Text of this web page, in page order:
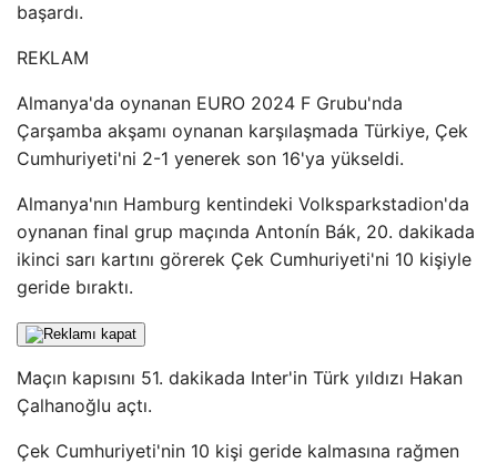
başardı.
REKLAM
Almanya'da oynanan EURO 2024 F Grubu'nda
Çarşamba akşamı oynanan karşılaşmada Türkiye, Çek
Cumhuriyeti'ni 2-1 yenerek son 16'ya yükseldi.
Almanya'nın Hamburg kentindeki Volksparkstadion'da
oynanan final grup maçında Antonín Bák, 20. dakikada
ikinci sarı kartını görerek Çek Cumhuriyeti'ni 10 kişiyle
geride bıraktı.
Maçın kapısını 51. dakikada Inter'in Türk yıldızı Hakan
Çalhanoğlu açtı.
Çek Cumhuriyeti'nin 10 kişi geride kalmasına rağmen